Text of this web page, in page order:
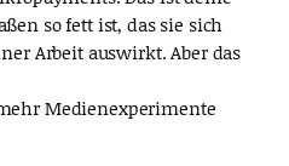
so fett ist, das sie sich
Arbeit auswirkt. Aber das
Medienexperimente